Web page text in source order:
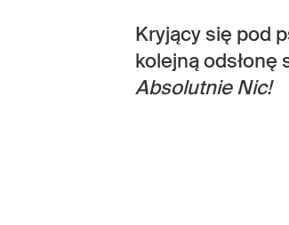
Kryjący się pod
kolejną odsłonę
Absolutnie Nic!